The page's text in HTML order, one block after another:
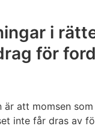
i
för
är att momsen
inte får dras av